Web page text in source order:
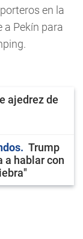
en la
a Pekín para
ajedrez de
Trump
a hablar con